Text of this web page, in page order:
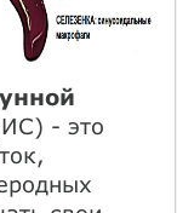
- это